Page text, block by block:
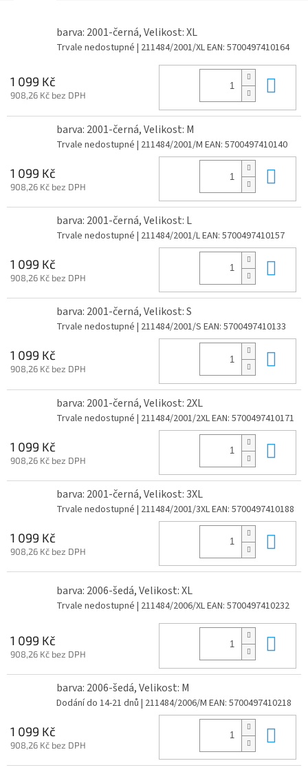
barva: 2001-černá, Velikost: XL
Trvale nedostupné | 211484/2001/XLEAN: 5700497410164
1 099 Kč
908,26 Kč bez DPH
barva: 2001-černá, Velikost: M
Trvale nedostupné | 211484/2001/M EAN: 5700497410140
1 099 Kč
908,26 Kč bez DPH
barva: 2001-černá, Velikost: L
Trvale nedostupné | 211484/2001/LEAN: 5700497410157
1 099 Kč
908,26 Kč bez DPH
barva: 2001-černá, Velikost: S
Trvale nedostupné | 211484/2001/S EAN: 5700497410133
1 099 Kč
908,26 Kč bez DPH
barva: 2001-černá, Velikost: 2XL
Trvale nedostupné | 211484/2001/2XLEAN: 5700497410171
1 099 Kč
908,26 Kč bez DPH
barva: 2001-černá, Velikost: 3XL
Trvale nedostupné | 211484/2001/3XLEAN: 5700497410188
1 099 Kč
908,26 Kč bez DPH
barva: 2006-šedá, Velikost: XL
Trvale nedostupné | 211484/2006/XLEAN: 5700497410232
1 099 Kč
908,26 Kč bez DPH
barva: 2006-šedá, Velikost: M
Dodání do 14-21 dnů | 211484/2006/M EAN: 5700497410218
1 099 Kč
908,26 Kč bez DPH